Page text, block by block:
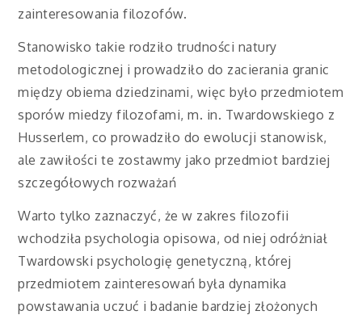
zainteresowania filozofów.
Stanowisko takie rodziło trudności natury
metodologicznej i prowadziło do zacierania granic
między obiema dziedzinami, więc było przedmiotem
sporów miedzy filozofami, m. in. Twardowskiego z
Husserlem, co prowadziło do ewolucji stanowisk,
ale zawiłości te zostawmy jako przedmiot bardziej
szczegółowych rozważań
Warto tylko zaznaczyć, że w zakres filozofii
wchodziła psychologia opisowa, od niej odróżniał
Twardowski psychologię genetyczną, której
przedmiotem zainteresowań była dynamika
powstawania uczuć i badanie bardziej złożonych